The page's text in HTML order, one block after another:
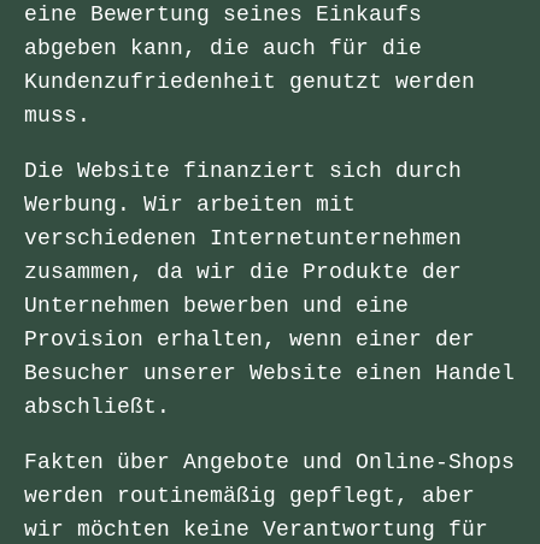
eine Bewertung seines Einkaufs
abgeben kann, die auch für die
Kundenzufriedenheit genutzt werden
muss.
Die Website finanziert sich durch
Werbung. Wir arbeiten mit
verschiedenen Internetunternehmen
zusammen, da wir die Produkte der
Unternehmen bewerben und eine
Provision erhalten, wenn einer der
Besucher unserer Website einen Handel
abschließt.
Fakten über Angebote und Online-Shops
werden routinemäßig gepflegt, aber
wir möchten keine Verantwortung für